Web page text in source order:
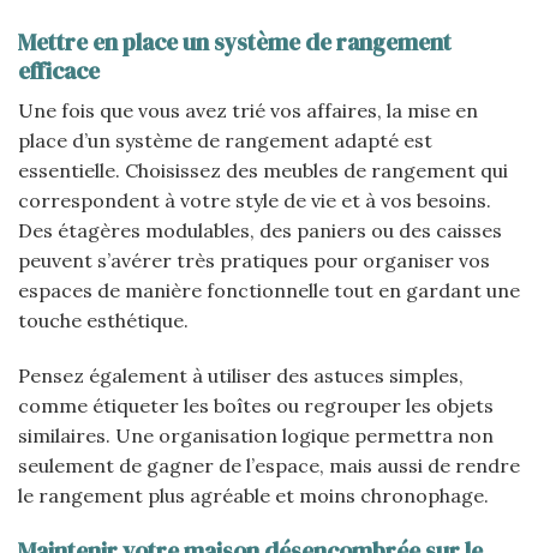
Mettre en place un système de rangement
efficace
Une fois que vous avez trié vos affaires, la mise en
place d’un système de rangement adapté est
essentielle. Choisissez des meubles de rangement qui
correspondent à votre style de vie et à vos besoins.
Des étagères modulables, des paniers ou des caisses
peuvent s’avérer très pratiques pour organiser vos
espaces de manière fonctionnelle tout en gardant une
touche esthétique.
Pensez également à utiliser des astuces simples,
comme étiqueter les boîtes ou regrouper les objets
similaires. Une organisation logique permettra non
seulement de gagner de l’espace, mais aussi de rendre
le rangement plus agréable et moins chronophage.